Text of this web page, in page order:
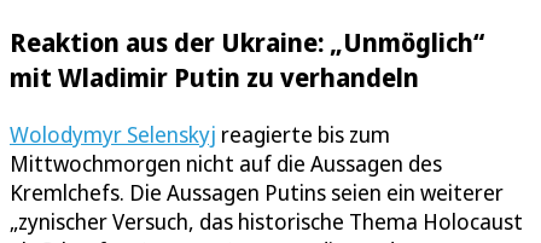
Reaktion aus der Ukraine: „Unmöglich“
mit Wladimir Putin zu verhandeln
Wolodymyr Selenskyj reagierte bis zum
Mittwochmorgen nicht auf die Aussagen des
Kremlchefs. Die Aussagen Putins seien ein weiterer
„zynischer Versuch, das historische Thema Holocaust